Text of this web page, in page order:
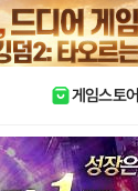
게임스토어